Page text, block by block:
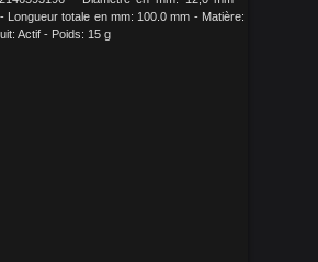
Longueur totale en mm: 100.0 mm - Matière:
Actif - Poids: 15 g